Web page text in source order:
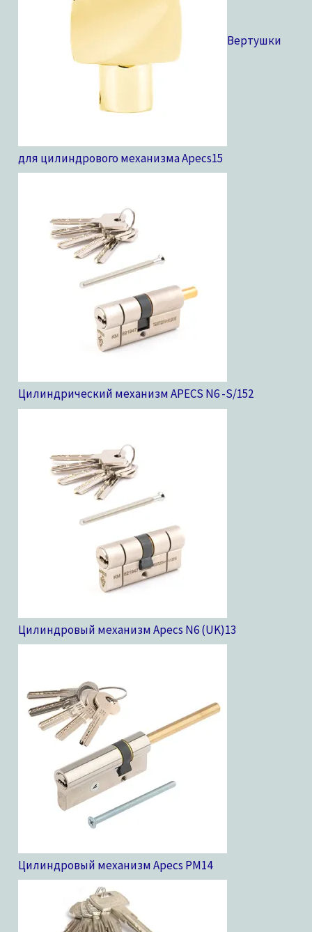
Вертушки
для цилиндрового механизма Apecs15
Цилиндрический механизм APECS N6 -S/152
Цилиндровый механизм Apecs N6 (UK)13
Цилиндровый механизм Apecs PM14